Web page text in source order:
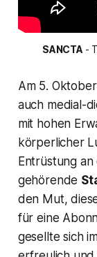
SANCTA -
Am 5.
auch medial-
mit hohen
körperlicher
Entrüstung
gehörende
den Mut,
für eine
gesellte sich